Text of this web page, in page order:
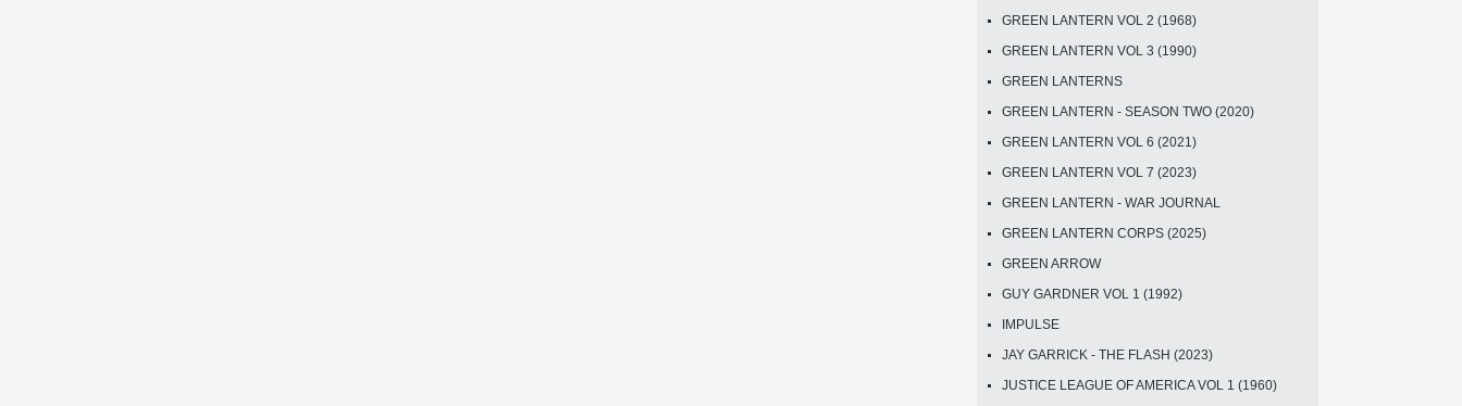
GREEN LANTERN VOL 2 (1968)
GREEN LANTERN VOL 3 (1990)
GREEN LANTERNS
GREEN LANTERN - SEASON TWO (2020)
GREEN LANTERN VOL 6 (2021)
GREEN LANTERN VOL 7 (2023)
GREEN LANTERN - WAR JOURNAL
GREEN LANTERN CORPS (2025)
GREEN ARROW
GUY GARDNER VOL 1 (1992)
IMPULSE
JAY GARRICK - THE FLASH (2023)
JUSTICE LEAGUE OF AMERICA VOL 1 (1960)